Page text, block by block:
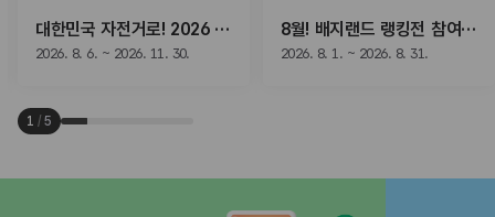
대한민국 자전거로! 2026 동네방네 라이딩
2026. 8. 6. ~ 2026. 11. 30.
8월! 배지랜드 랭킹전 참여하고, 선물받자!
2026. 8. 1. ~ 2026. 8. 31.
1 / 5